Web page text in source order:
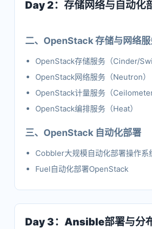
Day 2：存储网络与自动化
二、OpenStack 存储与网络
OpenStack存储服务（Cinder/
OpenStack网络服务（Neutron）
OpenStack计量服务（Ceilometer
OpenStack编排服务（Heat）
三、OpenStack 自动化部署
Cobbler大规模自动化部署操作系
Fuel自动化部署OpenStack
Day 3：Ansible部署与分